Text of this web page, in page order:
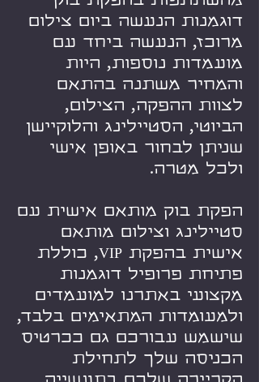
דוגמנות הנעשה ביום צילום
מרוכז, הנעשה ביחד עם
מועמדות נוספות, היות
והמחיר משתנה בהתאם
לצוות ההפקה, הצילום,
הביוטי, הסטיילינג והלוקיישן
שניתן לבחור באופן אישי
ולכל מטרה.
הפקת בוק מותאם אישית עם
סטיילינג וצילום מותאם
אישית בהפקת VIP, כוללת
פתיחת פרופיל דוגמנות
מקצועי באתרנו למועמדים
ולמעומדות המתאימים בלבד,
שישמש עבורכם גם ככרטיס
הכניסה שלך לתחילת